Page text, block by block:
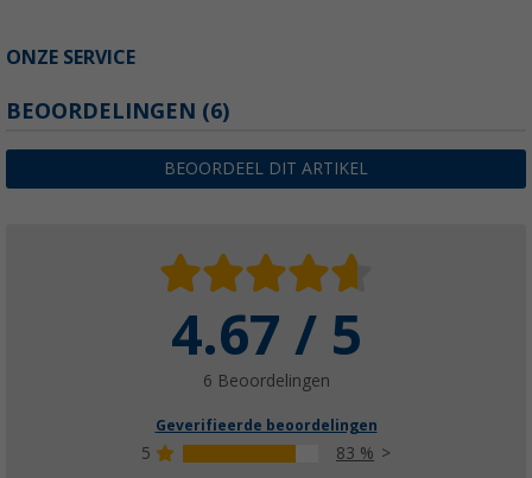
ONZE SERVICE
BEOORDELINGEN (6)
BEOORDEEL DIT ARTIKEL
4.67 / 5
6 Beoordelingen
Geverifieerde beoordelingen
5
83 %